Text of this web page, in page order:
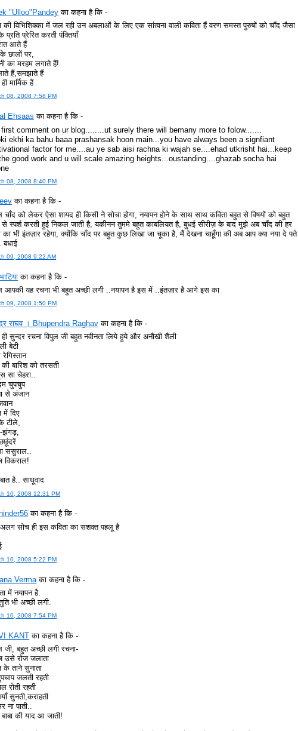
"Ulloo"Pandeyका कहना है कि -
की विभिशिक्का में जल रही उन अबलाओं के लिए एक सांत्वना वाली कविता हैं वरण समस्त पुरुषों को चाँद जैसा
प्रति प्रेरित करती पंक्तियाँ
आते हैं
छालों पर,
का मरहम लगाते हैं!
हैं,समझाते हैं
मार्मिक हैं
08, 2008 7:58 PM
Ehsaas का कहना है कि -
comment on ur blog........ut surely there will bemany more to folow.......
ekhi ka bahu baaa prashansak hoon main...you have always been a signfiant
factor for me....au ye sab aisi rachna ki wajah se....ehad utkrisht hai...keep
good work and u will scale amazing heights...oustanding....ghazab socha hai
08, 2008 8:40 PM
का कहना है कि -
चाँद को लेकर ऐसा शायद ही किसी ने सोचा होगा, नयापन होने के साथ साथ कविता बहुत से विषयों को बहुत
से स्पर्श करती हुई निकल जाती है, यकीनन तुममे बहुत काबलियत है, बुधई सीरीज़ के बाद मुझे अब चाँद की हर
का भी इंतज़ार रहेगा, क्योंकि चाँद पर बहुत कुछ लिखा जा चूका है, मैं देखना चाहूँगा की अब आप क्या नया दे पते
बधाई
09, 2008 9:22 AM
का कहना है कि -
आपकी यह रचना भी बहुत अच्छी लगी ..नयापन है इस में ..इंतज़ार है आगे इस का
09, 2008 1:50 PM
राघव । Bhupendra Raghav का कहना है कि -
ही सुन्दर रचना विपुल जी बहुत नवीनता लिये हुये और अनौखी शैली
बेटी
बारिश को तरसती
सा चेहरा..
चुपचुप
से अंजान
में दिए
टीले,
झंगड़,
ससुराल..
विकराल!
है.. साधूवाद
10, 2008 12:31 PM
का कहना है कि -
सोच ही इस कविता का सशक्त पहलू है
10, 2008 5:22 PM
Verma का कहना है कि -
में नयापन है.
भी अच्छी लगी.
10, 2008 7:54 PM
KANTका कहना है कि -
जी, बहुत अच्छी लगी रचना-
उसे रोज जलाता
के ताने सुनाता
जलती रहती
रोती रहती
सुनती,कराहती
ना पाती..
बाबा की याद आ जाती!